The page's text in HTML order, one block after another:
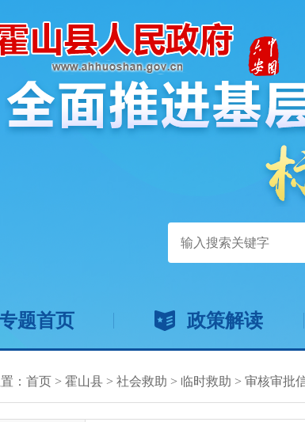
题首页 政策解读
： 首页 > 霍山县 > 社会救助 > 临时救助 > 审核审批